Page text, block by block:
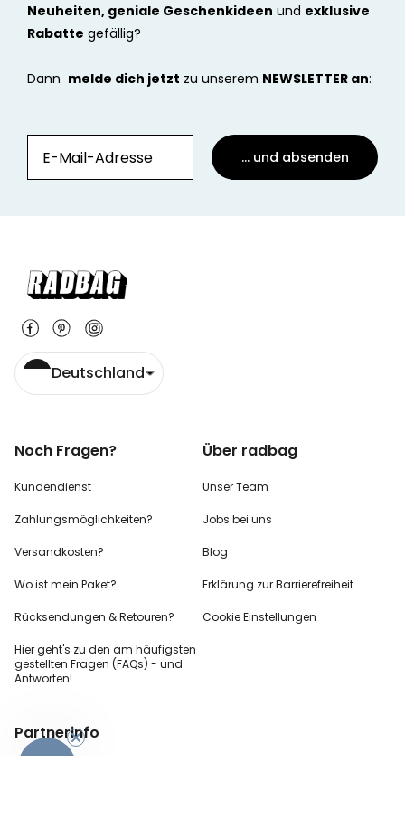
Neuheiten, geniale Geschenkideen und exklusive
Rabatte gefällig?
Dann melde dich jetzt zu unserem NEWSLETTER an:
... und absenden
Deutschland
Noch Fragen?
Kundendienst
Zahlungsmöglichkeiten?
Versandkosten?
Wo ist mein Paket?
Rücksendungen & Retouren?
Hier geht's zu den am häufigsten
gestellten Fragen (FAQs) - und
Antworten!
Über radbag
Unser Team
Jobs bei uns
Blog
Erklärung zur Barrierefreiheit
Cookie Einstellungen
Partnerinfo